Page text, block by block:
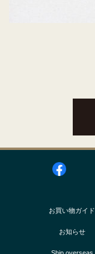
お買い物ガイド
お知らせ